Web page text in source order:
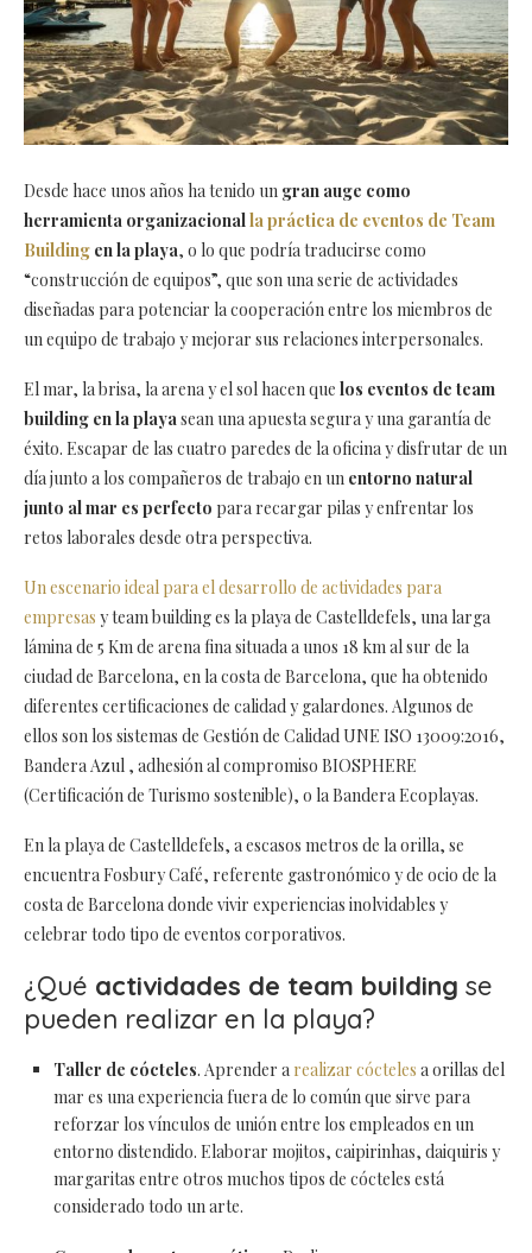
Desde hace unos años ha tenido un gran auge como
herramienta organizacionalla práctica de eventos de Team
Building en la playa, o lo que podría traducirse como
“construcción de equipos”, que son una serie de actividades
diseñadas para potenciar la cooperación entre los miembros de
un equipo de trabajo y mejorar sus relaciones interpersonales.
El mar, la brisa, la arena y el sol hacen que los eventos de team
building en la playasean una apuesta segura y una garantía de
éxito. Escapar de las cuatro paredes de la oficina y disfrutar de un
día junto a los compañeros de trabajo en un entorno natural
junto al mar es perfecto para recargar pilas y enfrentar los
retos laborales desde otra perspectiva.
Un escenario ideal para el desarrollo de actividades para
empresas y team building es la playa de Castelldefels, una larga
lámina de 5 Km de arena fina situada a unos 18 km al sur de la
ciudad de Barcelona, en la costa de Barcelona, que ha obtenido
diferentes certificaciones de calidad y galardones. Algunos de
ellos son los sistemas de Gestión de Calidad UNE ISO 13009:2016,
Bandera Azul , adhesión al compromiso BIOSPHERE
(Certificación de Turismo sostenible), o la Bandera Ecoplayas.
En la playa de Castelldefels, a escasos metros de la orilla, se
encuentra Fosbury Café, referente gastronómico y de ocio de la
costa de Barcelona donde vivir experiencias inolvidables y
celebrar todo tipo de eventos corporativos.
¿Qué actividades de team building se
pueden realizar en la playa?
Taller de cócteles. Aprender a realizar cócteles a orillas del
mar es una experiencia fuera de lo común que sirve para
reforzar los vínculos de unión entre los empleados en un
entorno distendido. Elaborar mojitos, caipirinhas, daiquiris y
margaritas entre otros muchos tipos de cócteles está
considerado todo un arte.